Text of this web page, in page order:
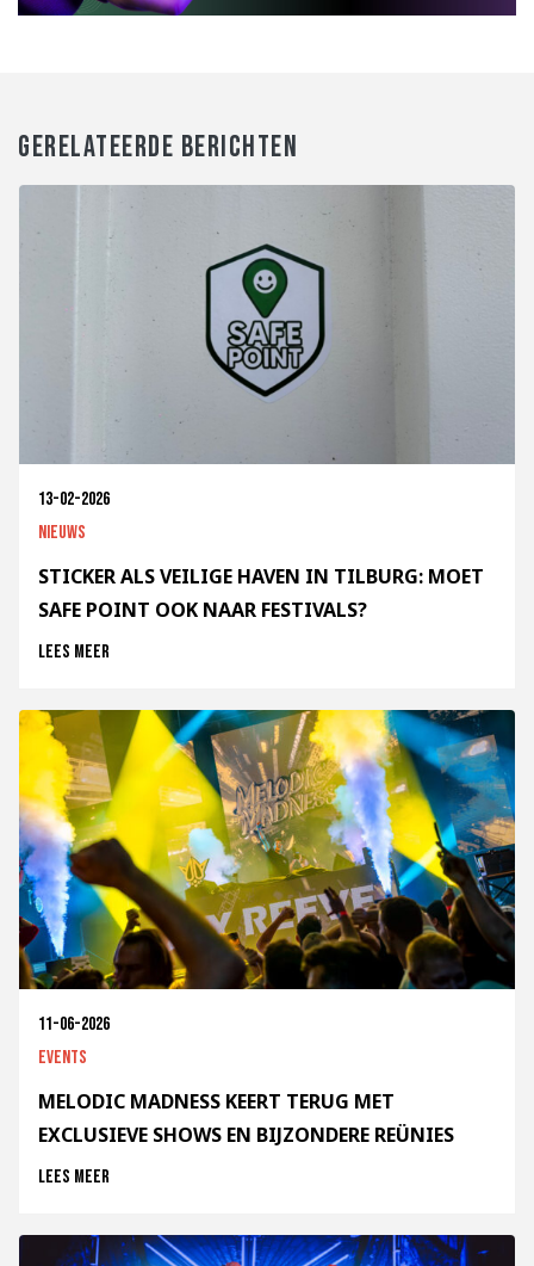
GERELATEERDE BERICHTEN
13-02-2026
Nieuws
STICKER ALS VEILIGE HAVEN IN TILBURG: MOET
SAFE POINT OOK NAAR FESTIVALS?
Lees meer
11-06-2026
Events
MELODIC MADNESS KEERT TERUG MET
EXCLUSIEVE SHOWS EN BIJZONDERE REÜNIES
Lees meer